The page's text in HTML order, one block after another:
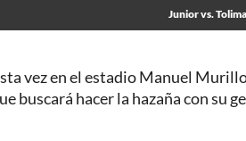
Junior vs. Tolima
vez en el estadio Manuel
buscará hacer la hazaña con su